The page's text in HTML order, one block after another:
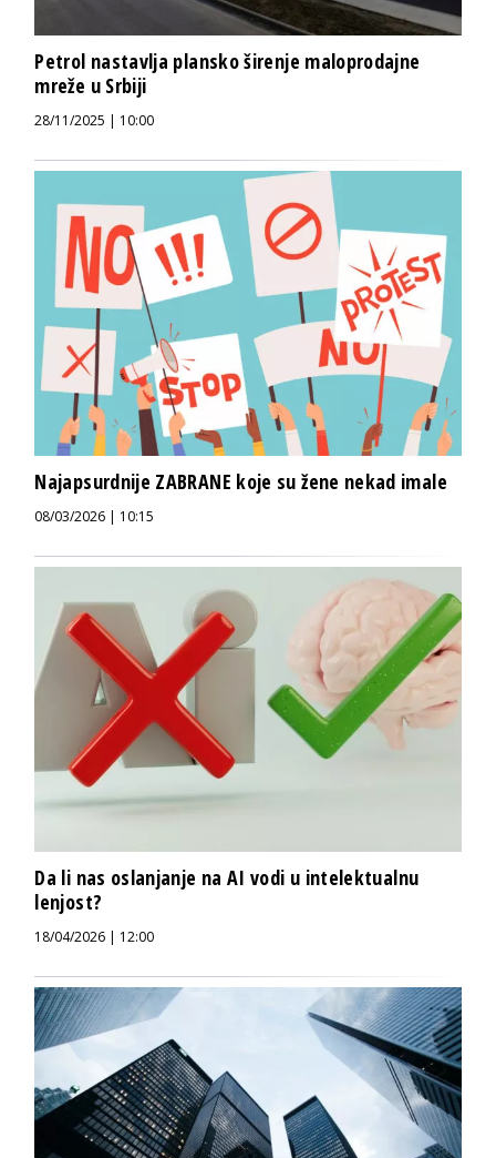
Petrol nastavlja plansko širenje maloprodajne
mreže u Srbiji
28/11/2025 | 10:00
Najapsurdnije ZABRANE koje su žene nekad imale
08/03/2026 | 10:15
Da li nas oslanjanje na AI vodi u intelektualnu
lenjost?
18/04/2026 | 12:00